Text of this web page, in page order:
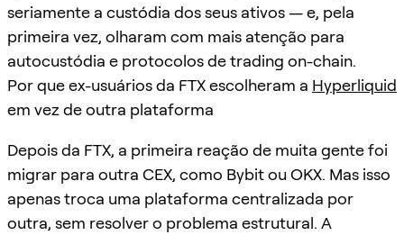
seriamente a custódia dos seus ativos — e, pela
primeira vez, olharam com mais atenção para
autocustódia e protocolos de trading on-chain.
Por que ex-usuários da FTX escolheram a Hyperliquid
em vez de outra plataforma
Depois da FTX, a primeira reação de muita gente foi
migrar para outra CEX, como Bybit ou OKX. Mas isso
apenas troca uma plataforma centralizada por
outra, sem resolver o problema estrutural. A